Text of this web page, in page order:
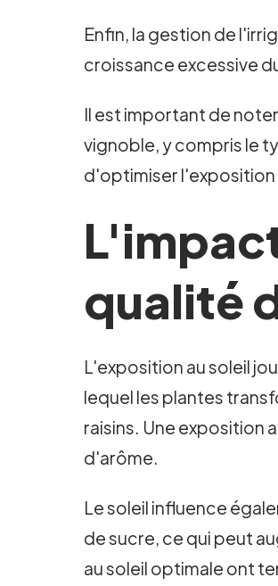
Enfin, la gestion de
croissance excessive
Il est important de
vignoble, y compris le
d'optimiser l'exposition
qualité
L'exposition au soleil
lequel les plantes
raisins. Une exposition
d'arôme.
Le soleil influence
de sucre, ce qui peut
au soleil optimale ont